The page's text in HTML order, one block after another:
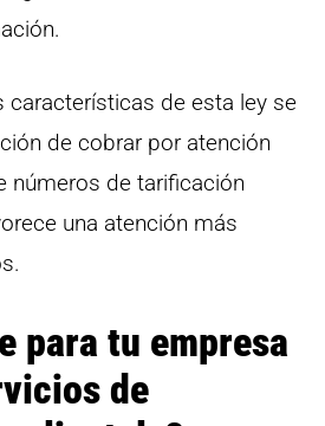
características de esta ley se
de cobrar por atención
números de tarificación
una atención más
para tu empresa
de